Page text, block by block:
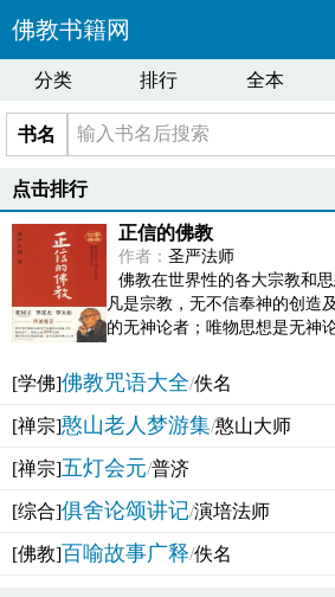
佛教书籍网
分类 排行 全本
书名
点击排行
正信的佛教
作者： 圣严法师
佛教在世界性的各大宗教和
凡是宗教，无不信奉神的创造
的无神论者；唯物思想是无神
[学佛]佛教咒语大全/佚名
[禅宗]憨山老人梦游集/憨山大师
[禅宗]五灯会元/普济
[综合]俱舍论颂讲记/演培法师
[佛教]百喻故事广释/佚名